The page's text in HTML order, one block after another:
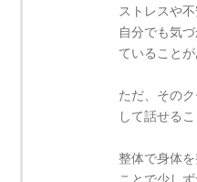
ストレスや
自分でも気
ていることが
ただ、その
して話せる
整体で身体
ことで少し